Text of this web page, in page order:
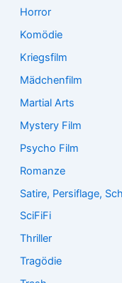
Horror
Komödie
Kriegsfilm
Mädchenfilm
Martial Arts
Mystery Film
Psycho Film
Romanze
Satire, Persiflage,
SciFiFi
Thriller
Tragödie